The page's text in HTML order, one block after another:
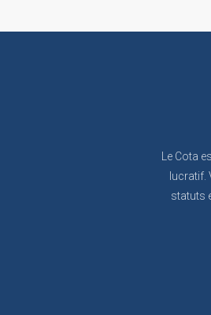
Le Cota
lucratif.
statuts